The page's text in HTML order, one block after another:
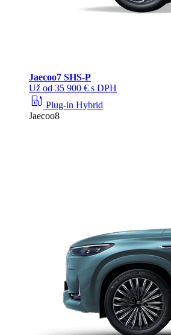
Jaecoo7 SHS-P
Už od 35 900 € s DPH
ev_station Plug-in Hybrid
Jaecoo8